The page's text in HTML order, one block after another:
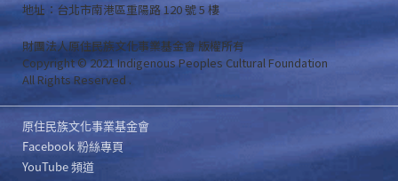
地址：台北市南港區重陽路 120 號 5 樓
財團法人原住民族文化事業基金會 版權所有
Copyright © 2021 Indigenous Peoples Cultural Foundation
All Rights Reserved .
原住民族文化事業基金會
Facebook 粉絲專頁
YouTube 頻道